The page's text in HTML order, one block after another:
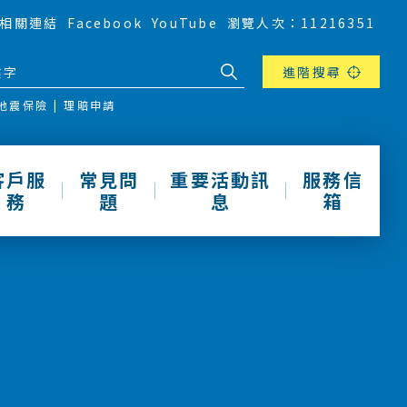
相關連結 Facebook YouTube 瀏覽人次：11216351
進階搜尋
震保險 理賠申請
戶服
務
常見問
題
重要活動訊
息
服務信
箱